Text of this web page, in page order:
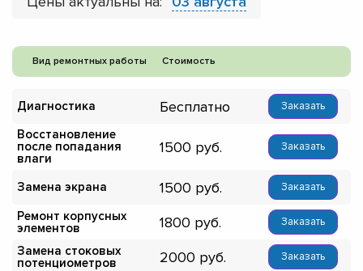
Вид ремонтных работы Стоимость
Диагностика Бесплатно Заказать
Восстановление
после попадания
влаги
1500 Заказать
Замена экрана 1500 Заказать
Ремонт корпусных
элементов
1800 Заказать
Замена стоковых
потенциометров
2000 Заказать